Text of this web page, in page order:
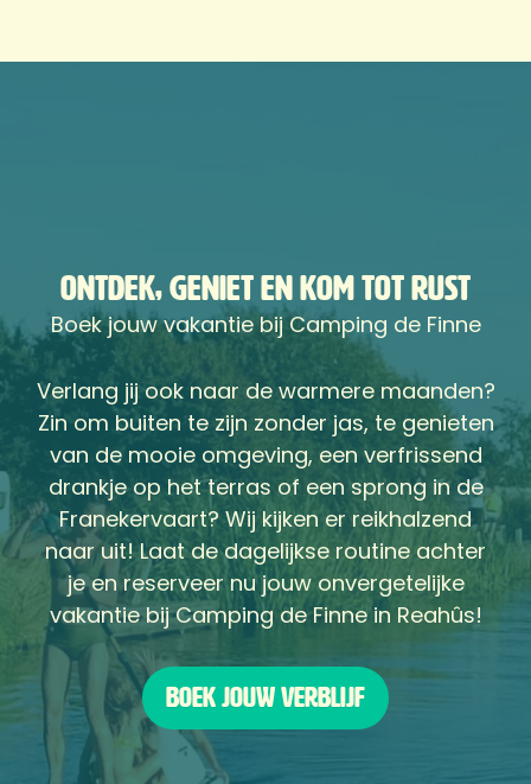
Ontdek, geniet en kom tot rust
Boek jouw vakantie bij Camping de Finne
Verlang jij ook naar de warmere maanden?
Zin om buiten te zijn zonder jas, te genieten
van de mooie omgeving, een verfrissend
drankje op het terras of een sprong in de
Franekervaart? Wij kijken er reikhalzend
naar uit! Laat de dagelijkse routine achter
je en reserveer nu jouw onvergetelijke
vakantie bij Camping de Finne in Reahûs!
Boek jouw verblijf